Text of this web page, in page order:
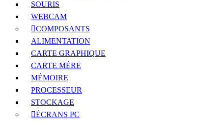
SOURIS
WEBCAM
COMPOSANTS
ALIMENTATION
CARTE GRAPHIQUE
CARTE MÈRE
MÉMOIRE
PROCESSEUR
STOCKAGE
ÉCRANS PC